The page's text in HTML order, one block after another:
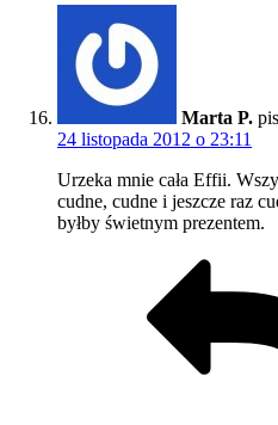
Marta P.
24 listopada 2012 o 23:11
Urzeka mnie cała Effii.
cudne, cudne i jeszcze raz
byłby świetnym prezentem.